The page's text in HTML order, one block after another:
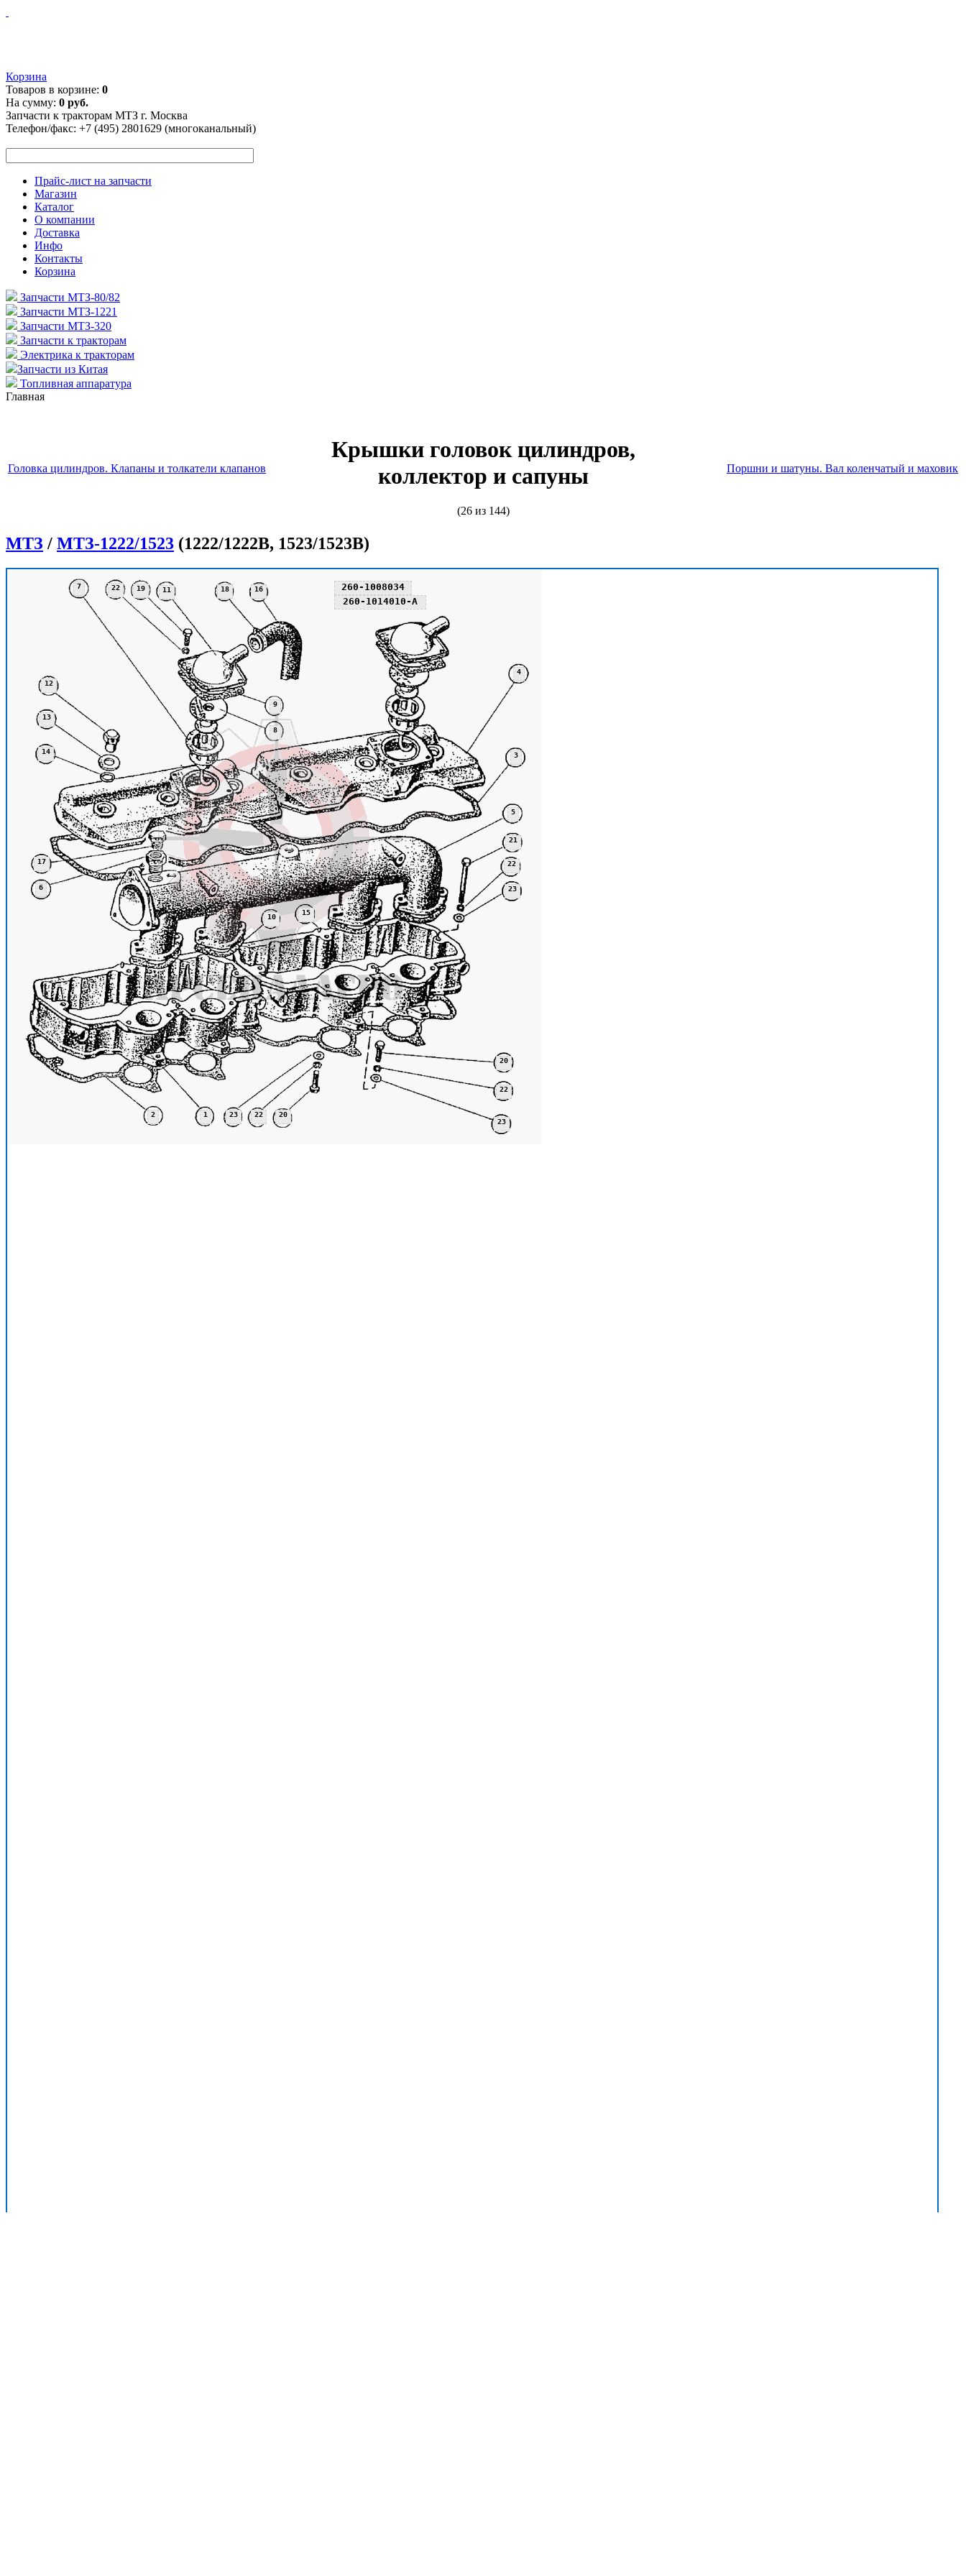
Корзина
Товаров в корзине: 0
На сумму: 0 руб.
Запчасти к тракторам МТЗ г. Москва
Телефон/факс: +7 (495) 2801629 (многоканальный)
Прайс-лист на запчасти
Магазин
Каталог
О компании
Доставка
Инфо
Контакты
Корзина
Запчасти МТЗ-80/82
Запчасти МТЗ-1221
Запчасти МТЗ-320
Запчасти к тракторам
Электрика к тракторам
Запчасти из Китая
Топливная аппаратура
Главная
Головка цилиндров. Клапаны и толкатели клапанов
Крышки головок цилиндров,
коллектор и сапуны
(26 из 144)
Поршни и шатуны. Вал коленчатый и маховик
МТЗ / МТЗ-1222/1523 (1222/1222В, 1523/1523В)
260-1008034
260-1014010-А
1
2
3
4
5
6
7
8
9
10
11
12
13
14
15
16
17
18
19
20
20
21
22
22
22
22
23
23
23